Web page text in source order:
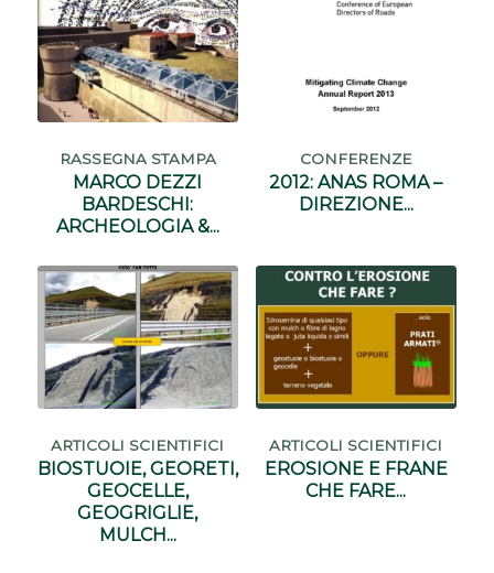
RASSEGNA STAMPA
MARCO DEZZI
BARDESCHI:
ARCHEOLOGIA &...
CONFERENZE
2012: ANAS ROMA –
DIREZIONE...
ARTICOLI SCIENTIFICI
BIOSTUOIE, GEORETI,
GEOCELLE,
GEOGRIGLIE,
MULCH...
ARTICOLI SCIENTIFICI
EROSIONE E FRANE
CHE FARE...